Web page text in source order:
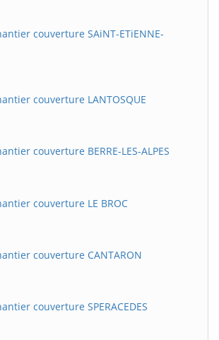
couverture SAiNT-ETiENNE-
couverture LANTOSQUE
couverture BERRE-LES-ALPES
couverture LE BROC
couverture CANTARON
couverture SPERACEDES